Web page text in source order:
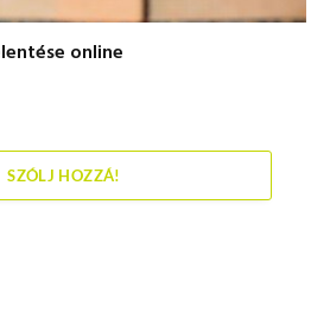
online
SZÓLJ HOZZÁ!